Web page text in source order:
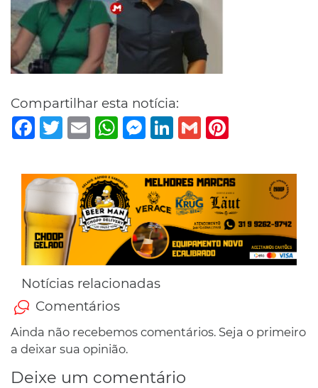
Compartilhar esta notícia:
Facebook
TwitterEmail WhatsAppMessenger
LinkedIn
Gmail
Notícias relacionadas
Comentários
Ainda não recebemos comentários. Seja o primeiro
a deixar sua opinião.
Deixe um comentário